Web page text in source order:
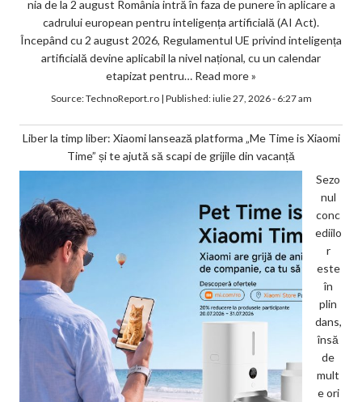
nia de la 2 august România intră în faza de punere în aplicare a
cadrului european pentru inteligența artificială (AI Act).
Începând cu 2 august 2026, Regulamentul UE privind inteligența
artificială devine aplicabil la nivel național, cu un calendar
etapizat pentru… Read more »
Source:TechnoReport.ro| Published:iulie 27, 2026 - 6:27 am
Liber la timp liber: Xiaomi lansează platforma „Me Time is Xiaomi
Time” și te ajută să scapi de grijile din vacanță
Sezo
nul
conc
ediilo
r
este
în
plin
dans,
însă
de
mult
e ori